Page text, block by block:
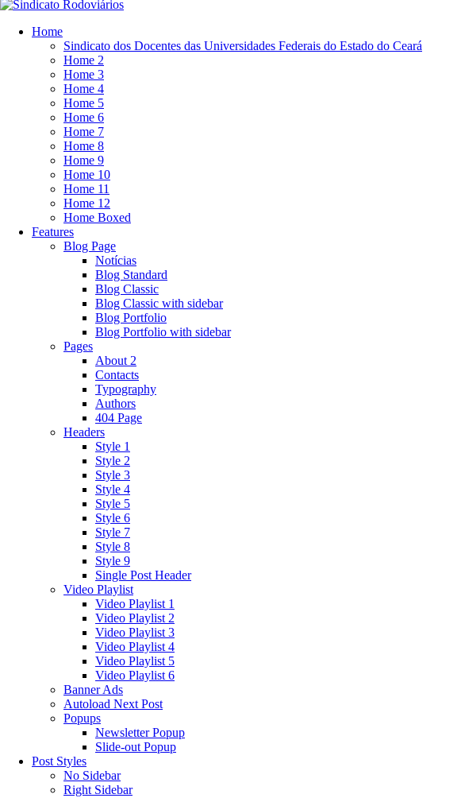
Home
Sindicato dos Docentes das Universidades Federais do Estado do Ceará
Home 2
Home 3
Home 4
Home 5
Home 6
Home 7
Home 8
Home 9
Home 10
Home 11
Home 12
Home Boxed
Features
Blog Page
Notícias
Blog Standard
Blog Classic
Blog Classic with sidebar
Blog Portfolio
Blog Portfolio with sidebar
Pages
About 2
Contacts
Typography
Authors
404 Page
Headers
Style 1
Style 2
Style 3
Style 4
Style 5
Style 6
Style 7
Style 8
Style 9
Single Post Header
Video Playlist
Video Playlist 1
Video Playlist 2
Video Playlist 3
Video Playlist 4
Video Playlist 5
Video Playlist 6
Banner Ads
Autoload Next Post
Popups
Newsletter Popup
Slide-out Popup
Post Styles
No Sidebar
Right Sidebar